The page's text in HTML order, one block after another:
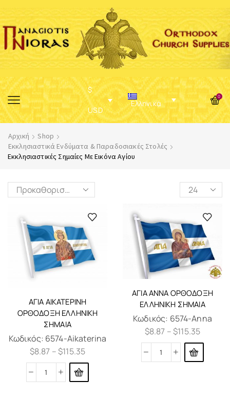
$
USD
Ελληνικά
0
Αρχική
Shop
Εκκλησιαστικά Ενδύματα & Παραδοσιακές Στολές
Εκκλησιαστικές Σημαίες Με Εικόνα Αγίου
ΑΓΊΑ ΑΙΚΑΤΕΡΊΝΗ
ΟΡΘΌΔΟΞΗ ΕΛΛΗΝΙΚΗ
ΣΗΜΑΊΑ
Κωδικός: 6574-Aikaterina
$8.87 –$115.35
ΑΓΊΑ ΆΝΝΑ ΟΡΘΌΔΟΞΗ
ΕΛΛΗΝΙΚΗ ΣΗΜΑΊΑ
Κωδικός: 6574-Anna
$8.87 –$115.35